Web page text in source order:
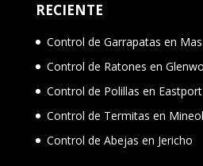
RECIENTE
Control de Garrapatas en
Control de Ratones en
Control de Polillas en Eastport
Control de Termitas en
Control de Abejas en Jericho